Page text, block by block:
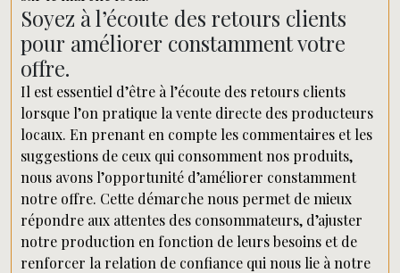
Soyez à l’écoute des retours clients
pour améliorer constamment votre
offre.
Il est essentiel d’être à l’écoute des retours clients
lorsque l’on pratique la vente directe des producteurs
locaux. En prenant en compte les commentaires et les
suggestions de ceux qui consomment nos produits,
nous avons l’opportunité d’améliorer constamment
notre offre. Cette démarche nous permet de mieux
répondre aux attentes des consommateurs, d’ajuster
notre production en fonction de leurs besoins et de
renforcer la relation de confiance qui nous lie à notre